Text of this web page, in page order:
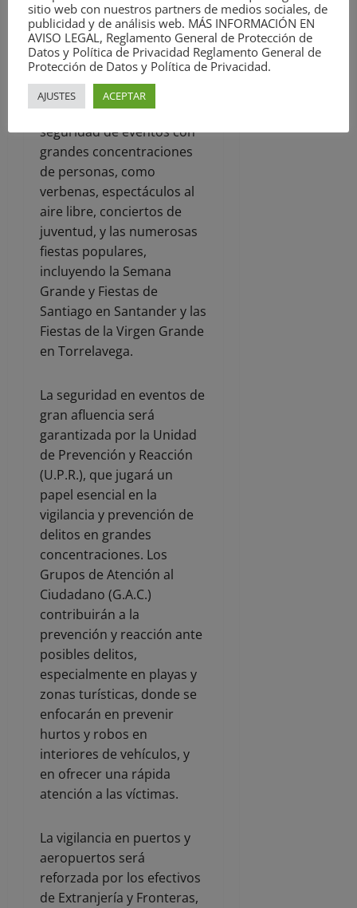
también contará con el
apoyo de las Unidades
Especiales de Caballería y el
Servicio de Medios Aéreos.
Estas unidades tendrán un
papel crucial en la
seguridad de eventos con
grandes concentraciones
de personas, como
verbenas, espectáculos al
aire libre, conciertos de
juventud, y las numerosas
fiestas populares,
incluyendo la Semana
Grande y Fiestas de
Santiago en Santander y las
Fiestas de la Virgen Grande
en Torrelavega.
La seguridad en eventos de
gran afluencia será
garantizada por la Unidad
de Prevención y Reacción
(U.P.R.), que jugará un
papel esencial en la
vigilancia y prevención de
delitos en grandes
concentraciones. Los
Grupos de Atención al
Ciudadano (G.A.C.)
contribuirán a la
prevención y reacción ante
posibles delitos,
especialmente en playas y
zonas turísticas, donde se
enfocarán en prevenir
hurtos y robos en
interiores de vehículos, y
en ofrecer una rápida
atención a las víctimas.
La vigilancia en puertos y
aeropuertos será
reforzada por los efectivos
de Extranjería y Fronteras,
sitio web con nuestros partners de medios sociales, de
publicidad y de análisis web. MÁS INFORMACIÓN EN
AVISO LEGAL, Reglamento General de Protección de
Datos y Política de Privacidad Reglamento General de
Protección de Datos y Política de Privacidad.
AJUSTES ACEPTAR